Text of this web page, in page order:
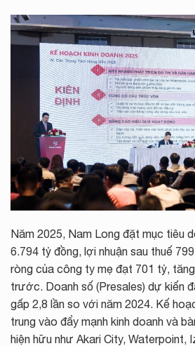
Năm 2025, Nam Long đặt mục tiêu
6.794 tỷ đồng, lợi nhuận sau thuế
ròng của công ty mẹ đạt 701 tỷ,
trước. Doanh số (Presales) dự kiến
gấp 2,8 lần so với năm 2024. Kế
trung vào đẩy mạnh kinh doanh và
hiện hữu như Akari City, Waterpoint,